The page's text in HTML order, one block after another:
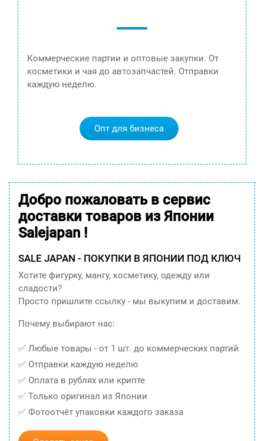
Коммерческие партии и оптовые закупки. От
косметики и чая до автозапчастей. Отправки
каждую неделю.
Опт для бизнеса
Добро пожаловать в сервис
доставки товаров из Японии
Salejapan !
SALE JAPAN - ПОКУПКИ В ЯПОНИИ ПОД КЛЮЧ
Хотите фигурку, мангу, косметику, одежду или
сладости?
Просто пришлите ссылку - мы выкупим и доставим.
Почему выбирают нас:
✅ Любые товары - от 1 шт. до коммерческих партий
✅ Отправки каждую неделю
✅ Оплата в рублях или крипте
✅ Только оригинал из Японии
✅ Фотоотчёт упаковки каждого заказа